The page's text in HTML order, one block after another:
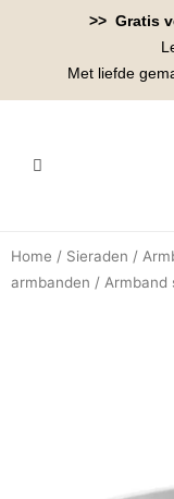
>> Gratis
Met liefde
Home / Sieraden /
armbanden / Armband